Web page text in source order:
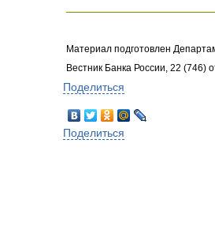
Материал подготовлен
Вестник Банка России, 22 (746)
Поделиться
Поделиться